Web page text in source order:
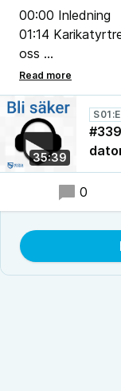
00:00 Inledning
01:14
oss
05:45 Discord
10:45 Svenska
spåra läsare
16:39 Reklam:
inloggning
17:49 En
35:39
0